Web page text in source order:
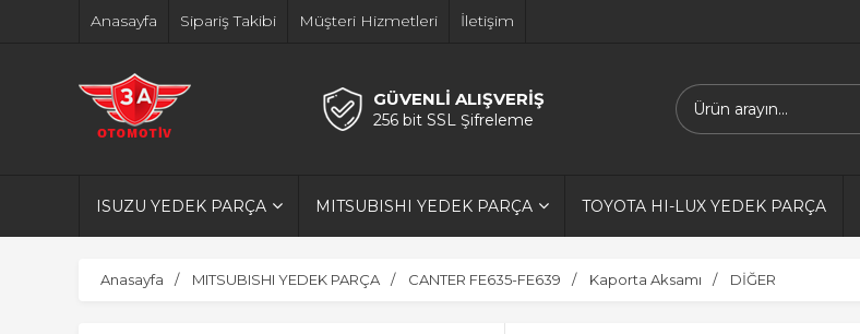
Anasayfa Sipariş Takibi Müşteri Hizmetleri İletişim
GÜVENLİ ALIŞVERİŞ
256 bit SSL Şifreleme
ISUZU YEDEK PARÇA MITSUBISHI YEDEK PARÇA TOYOTA HI-LUX YEDEK PARÇA
Anasayfa MITSUBISHI YEDEK PARÇA CANTER FE635-FE639 Kaporta Aksamı DİĞER